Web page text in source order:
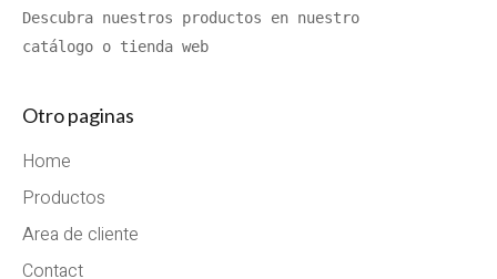
Descubra nuestros productos en nuestro
catálogo o tienda web
Otro paginas
Home
Productos
Area de cliente
Contact